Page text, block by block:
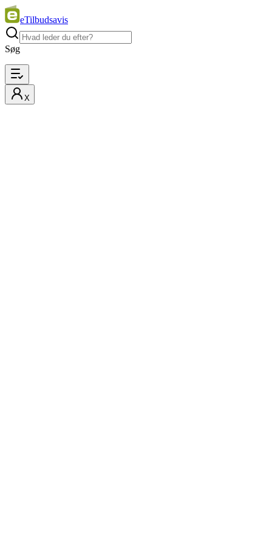
eTilbudsavis
Søg
X